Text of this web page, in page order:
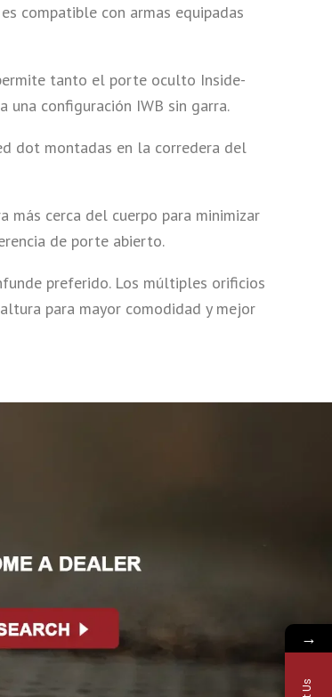
compatible con armas equipadas
tanto el porte oculto Inside-
una configuración IWB sin garra.
dot montadas en la corredera del
más cerca del cuerpo para minimizar
de porte abierto.
preferido. Los múltiples orificios
para mayor comodidad y mejor
→